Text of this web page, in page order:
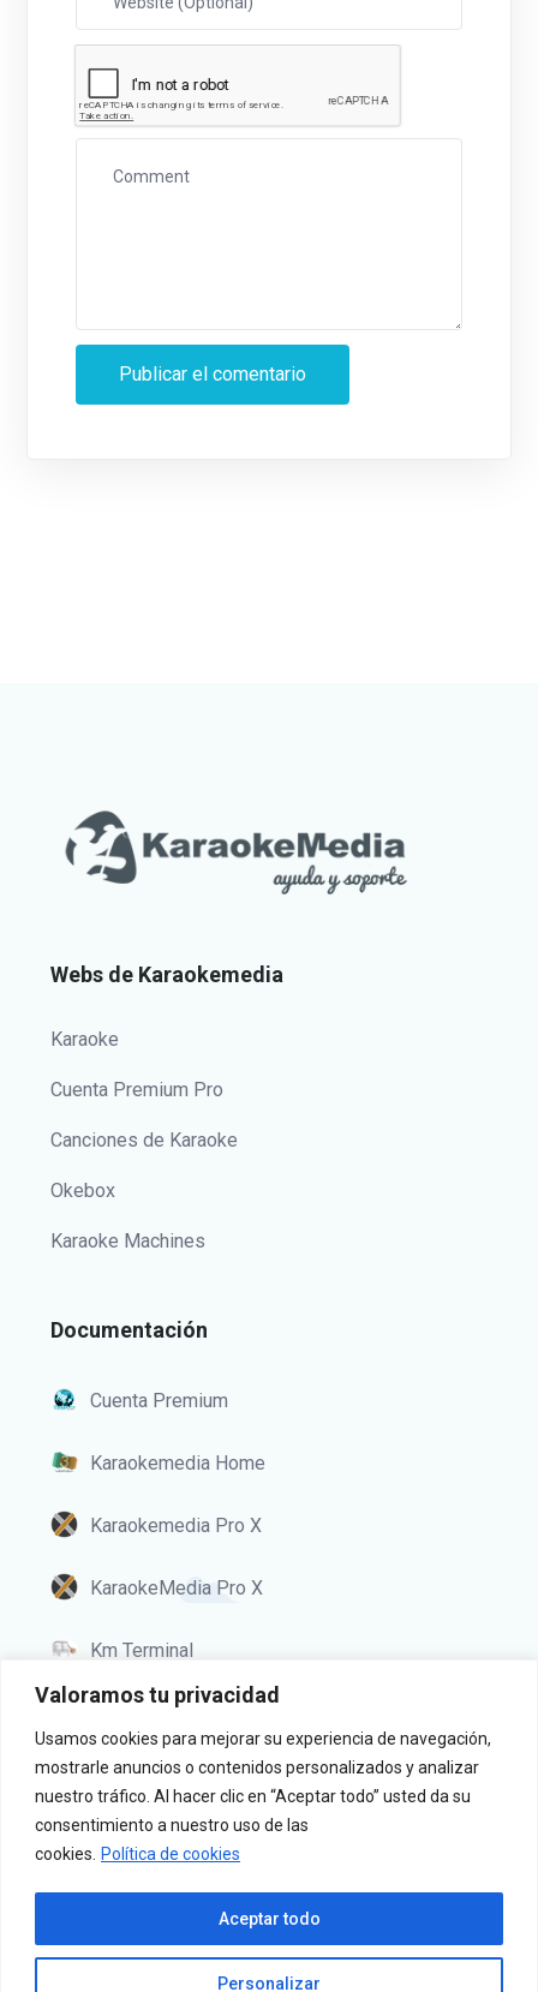
Valoramos tu privacidad
Usamos cookies para mejorar su experiencia de navegación,
mostrarle anuncios o contenidos personalizados y analizar
nuestro tráfico. Al hacer clic en “Aceptar todo” usted da su
consentimiento a nuestro uso de las
cookies. Política de cookies
Personalizar
Aceptar todo
Webs de Karaokemedia
Karaoke
Cuenta Premium Pro
Canciones de Karaoke
Okebox
Karaoke Machines
Documentación
Cuenta Premium
Karaokemedia Home
Karaokemedia Pro X
KaraokeMedia Pro X
Km Terminal
Política de privacidad
Aviso legal
Cookies